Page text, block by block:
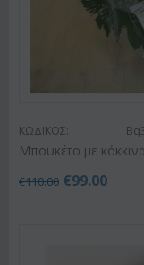
ΚΩΔΙΚΟΣ:
Μπουκέτο με
€110.00 €99.00